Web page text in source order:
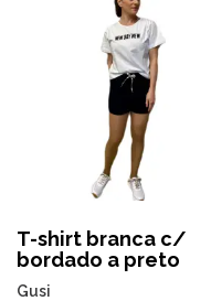
T-shirt branca c/
bordado a preto
Gusi